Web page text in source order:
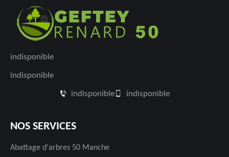
indisponible
indisponible
indisponible indisponible
NOS SERVICES
Abattage d'arbres 50 Manche